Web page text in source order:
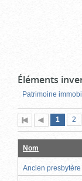
Éléments
Patrimoine
pageprécédente
Page
1 (page
2
Nom
Ancien